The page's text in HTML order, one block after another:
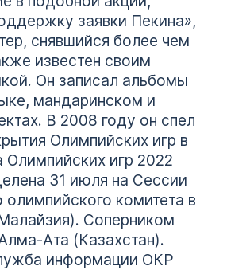
заявки Пекина»,
снявшийся более чем
известен своим
Он записал альбомы
мандаринском и
В 2008 году он спел
Олимпийских игр в
игр 2022
31 июля на Cессии
комитета в
Соперником
Ата (Казахстан).
информации ОКР